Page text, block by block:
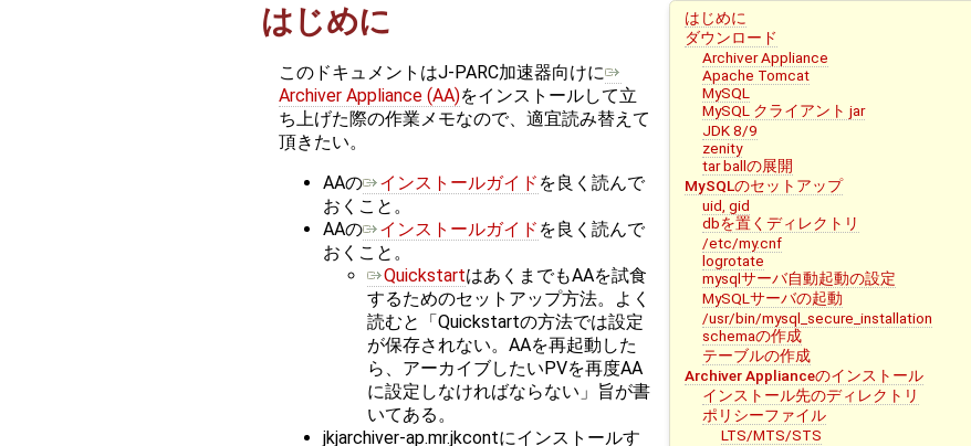
はじめに
ダウンロード
Archiver Appliance
Apache Tomcat
MySQL
MySQL クライアント jar
JDK 8/9
zenity
tar ballの展開
MySQLのセットアップ
uid, gid
dbを置くディレクトリ
/etc/my.cnf
logrotate
mysqlサーバ自動起動の設定
MySQLサーバの起動
/usr/bin/mysql_secure_installation
schemaの作成
テーブルの作成
Archiver Applianceのインストール
インストール先のディレクトリ
ポリシーファイル
LTS/MTS/STS
はじめに
このドキュメントはJ-PARC加速器向けに
Archiver Appliance (AA)をインストールして立
ち上げた際の作業メモなので、適宜読み替えて
頂きたい。
AAの
インストールガイド を良く読んで
おくこと。
AAの
インストールガイド を良く読んで
おくこと。
QuickstartはあくまでもAAを試食
するためのセットアップ方法。よく
読むと「Quickstartの方法では設定
が保存されない。AAを再起動した
ら、アーカイブしたいPVを再度AA
に設定しなければならない」旨が書
いてある。
jkjarchiver-ap.mr.jkcontにインストールす